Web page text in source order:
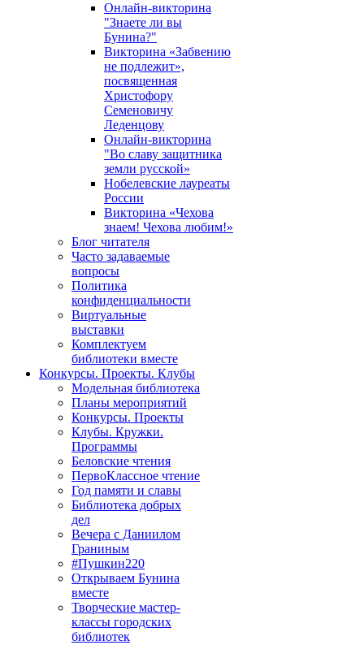
Онлайн-викторина
"Знаете ли вы
Бунина?"
Викторина «Забвению
не подлежит»,
посвященная
Христофору
Семеновичу
Леденцову
Онлайн-викторина
"Во славу защитника
земли русской»
Нобелевские лауреаты
России
Викторина «Чехова
знаем! Чехова любим!»
Блог читателя
Часто задаваемые
вопросы
Политика
конфиденциальности
Виртуальные
выставки
Комплектуем
библиотеки вместе
Конкурсы. Проекты. Клубы
Модельная библиотека
Планы мероприятий
Конкурсы. Проекты
Клубы. Кружки.
Программы
Беловские чтения
ПервоКлассное чтение
Год памяти и славы
Библиотека добрых
дел
Вечера с Даниилом
Граниным
#Пушкин220
Открываем Бунина
вместе
Творческие мастер-
классы городских
библиотек